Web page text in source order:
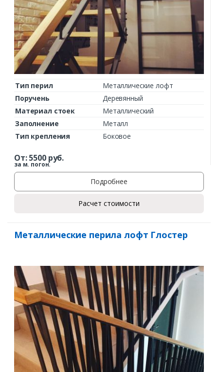
Тип перил
Металлические лофт
Поручень
Деревянный
Материал стоек
Металлический
Заполнение
Металл
Тип крепления
Боковое
От:5500руб.
за м. погон.
Подробнее
Расчет стоимости
Металлические перила лофт Глостер